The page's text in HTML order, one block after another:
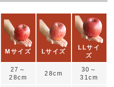
Mサイズ Lサイズ
LLサイ
ズ
27～
28cm
28cm
30～
31cm